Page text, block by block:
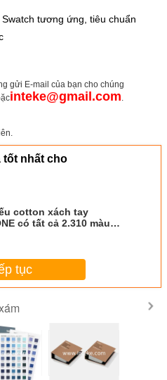
tương ứng, tiêu chuẩn
gửi E-mail của bạn cho chúng
inteke@gmail.com.
tốt nhất cho
cotton xách tay
có tất cả 2.310 màu
tục